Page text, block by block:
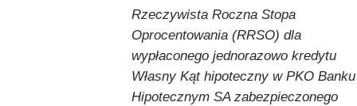
Rzeczywista Roczna Stopa
Oprocentowania (RRSO) dla
wypłaconego jednorazowo kredytu
Własny Kąt hipoteczny w PKO Banku
Hipotecznym SA zabezpieczonego